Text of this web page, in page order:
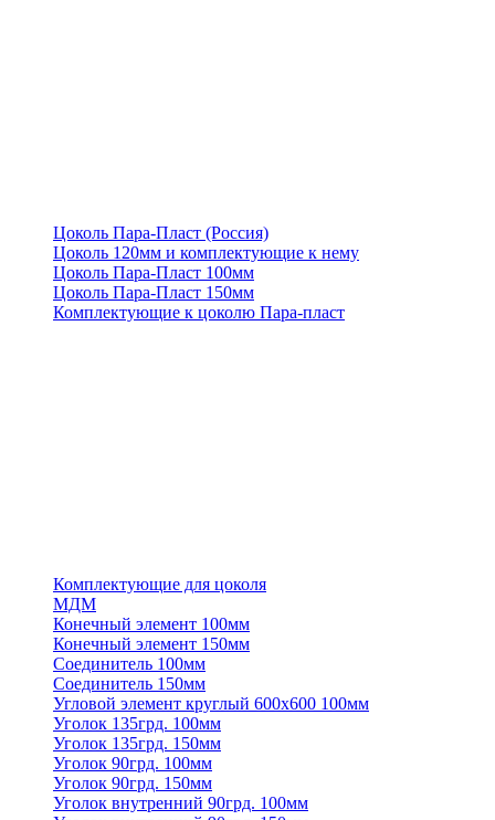
Цоколь Пара-Пласт (Россия)
Цоколь 120мм и комплектующие к нему
Цоколь Пара-Пласт 100мм
Цоколь Пара-Пласт 150мм
Комплектующие к цоколю Пара-пласт
Комплектующие для цоколя
МДМ
Конечный элемент 100мм
Конечный элемент 150мм
Соединитель 100мм
Соединитель 150мм
Угловой элемент круглый 600х600 100мм
Уголок 135грд. 100мм
Уголок 135грд. 150мм
Уголок 90грд. 100мм
Уголок 90грд. 150мм
Уголок внутренний 90грд. 100мм